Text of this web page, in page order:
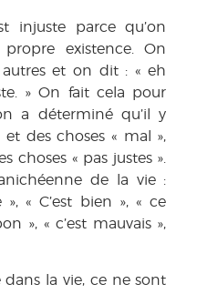
injuste parce qu’on
propre existence. On
autres et on dit : « eh
» On fait cela pour
a déterminé qu’il y
des choses « mal »,
choses « pas justes ».
de la vie :
», « C’est bien », « ce
», « c’est mauvais »,
dans la vie, ce ne sont